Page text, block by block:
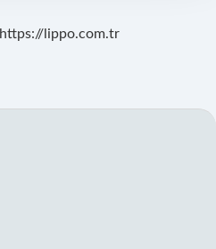
https://lippo.com.tr